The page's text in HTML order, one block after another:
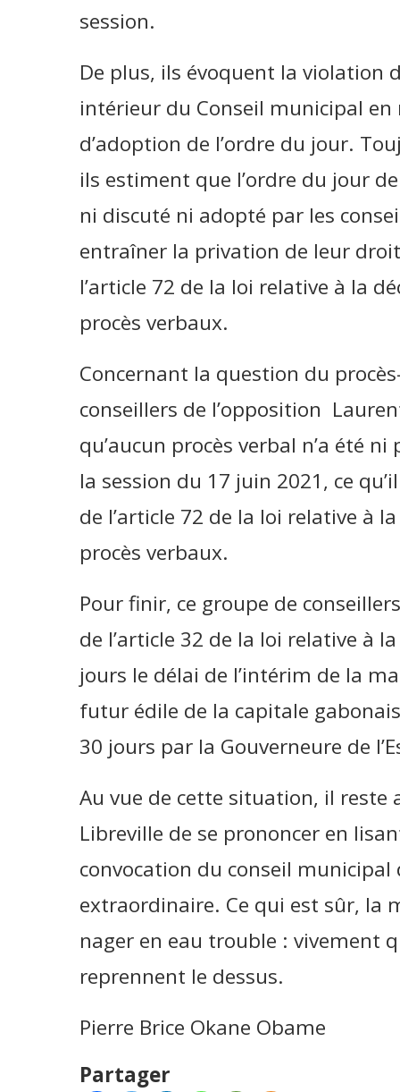
session.
De plus, ils évoquent la violation
intérieur du Conseil municipal
d’adoption de l’ordre du jour.
ils estiment que l’ordre du jour
ni discuté ni adopté par les
entraîner la privation de leur
l’article 72 de la loi relative à la
procès verbaux.
Concernant la question du
conseillers de l’opposition
qu’aucun procès verbal n’a été
la session du 17 juin 2021, ce
de l’article 72 de la loi relative à
procès verbaux.
Pour finir, ce groupe de
de l’article 32 de la loi relative à
jours le délai de l’intérim de la
futur édile de la capitale
30 jours par la Gouverneure de
Au vue de cette situation, il
Libreville de se prononcer en
convocation du conseil municipal
extraordinaire. Ce qui est sûr, la
nager en eau trouble : vivement
reprennent le dessus.
Pierre Brice Okane Obame
Partager